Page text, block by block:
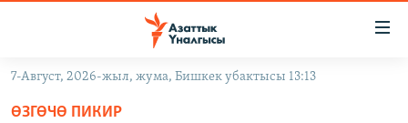
Навигацияга
өтүңүз
7-Август, 2026-жыл, жума, Бишкек убактысы 13:13
ӨЗГӨЧӨ ПИКИР